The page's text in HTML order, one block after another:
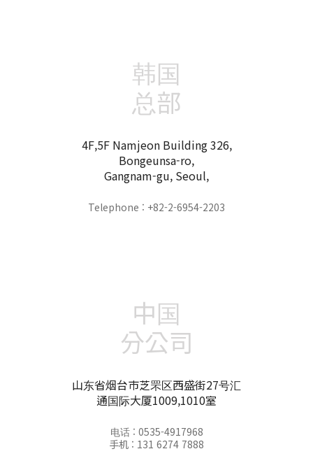
韩国
总部
4F,5F Namjeon Building 326,
Bongeunsa-ro,
Gangnam-gu, Seoul,
Telephone : +82-2-6954-2203
中国
分公司
山东省烟台市芝罘区西盛街27号汇
通国际大厦1009,1010室
电话 : 0535-4917968
手机 : 131 6274 7888